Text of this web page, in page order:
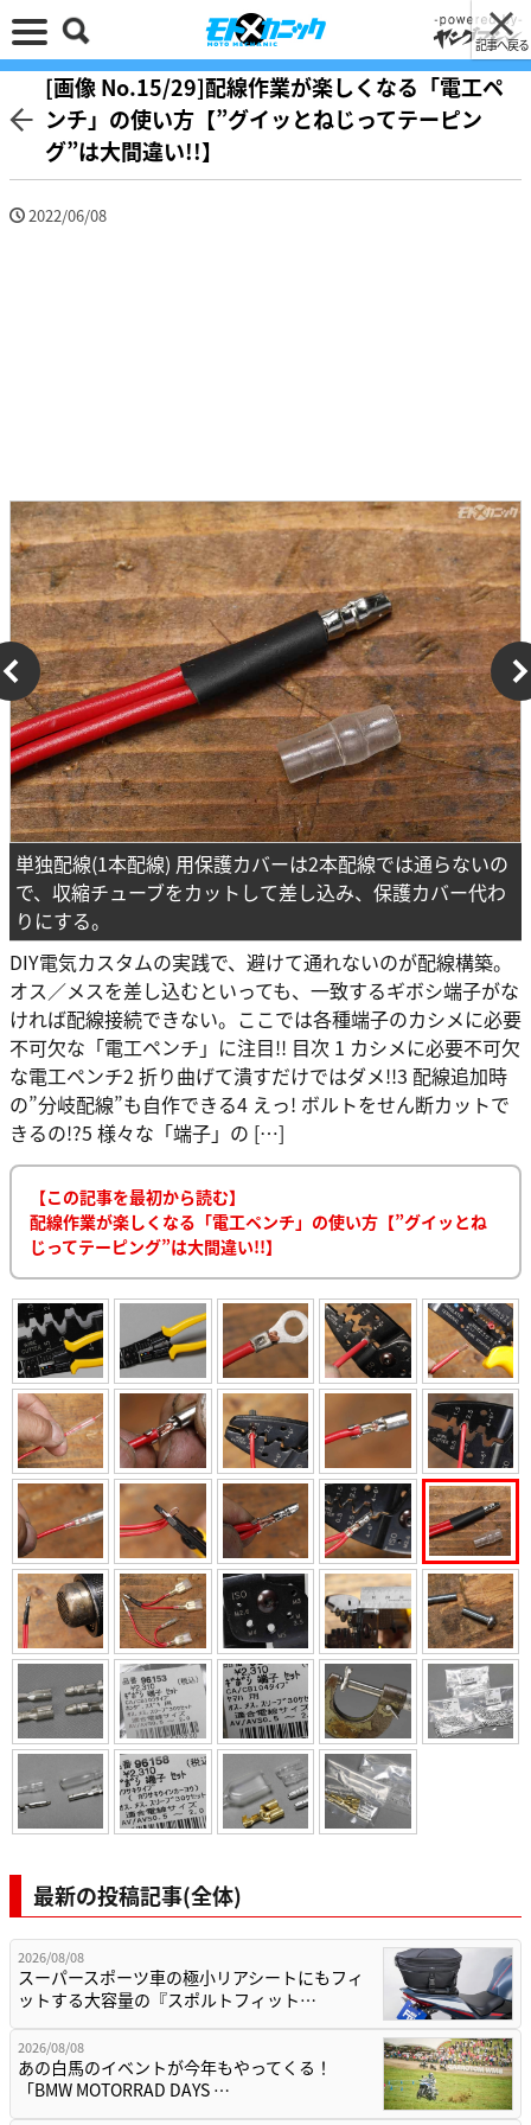
記事へ戻る
[画像 No.15/29]配線作業が楽しくなる「電工ペ
ンチ」の使い方【”グイッとねじってテーピン
グ”は大間違い!!】
2022/06/08
単独配線(1本配線) 用保護カバーは2本配線では通らないの
で、収縮チューブをカットして差し込み、保護カバー代わ
りにする。
DIY電気カスタムの実践で、避けて通れないのが配線構築。
オス／メスを差し込むといっても、一致するギボシ端子がな
ければ配線接続できない。ここでは各種端子のカシメに必要
不可欠な「電工ペンチ」に注目!! 目次 1 カシメに必要不可欠
な電工ペンチ2 折り曲げて潰すだけではダメ!!3 配線追加時
の”分岐配線”も自作できる4 えっ! ボルトをせん断カットで
きるの!?5 様々な「端子」の […]
【この記事を最初から読む】
配線作業が楽しくなる「電工ペンチ」の使い方【”グイッとね
じってテーピング”は大間違い!!】
最新の投稿記事(全体)
2026/08/08
スーパースポーツ車の極小リアシートにもフィ
ットする大容量の『スポルトフィット…
2026/08/08
あの白馬のイベントが今年もやってくる！
「BMW MOTORRAD DAYS …